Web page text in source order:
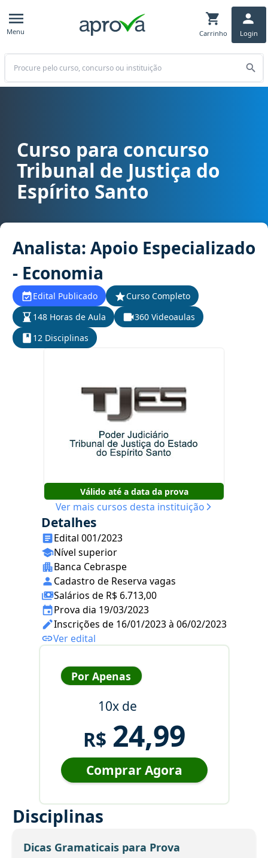
Menu Carrinho Login
Buscar
Curso para concurso TJ ES - Tribunal de Justiça do Espírito Santo
Curso para concurso
Tribunal de Justiça do
Espírito Santo
Analista: Apoio Especializado
- Economia
Edital Publicado
Curso Completo
148 Horas de Aula
360 Videoaulas
12 Disciplinas
Válido até a data da prova
Ver mais cursos desta instituição
Detalhes
Edital 001/2023
Nível superior
Banca Cebraspe
Cadastro de Reserva vagas
Salários de R$ 6.713,00
Prova dia 19/03/2023
Inscrições de 16/01/2023 à 06/02/2023
Ver edital
Por Apenas
10x de
R$ 24,99
Comprar Agora
Disciplinas
Dicas Gramaticais para Prova